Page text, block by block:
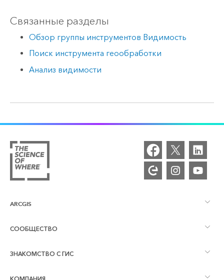
Связанные разделы
Обзор группы инструментов Видимость
Поиск инструмента геообработки
Анализ видимости
ARCGIS
Обзор ArcGIS
СООБЩЕСТВО
Сообщества и форумы
ЗНАКОМСТВО С ГИС